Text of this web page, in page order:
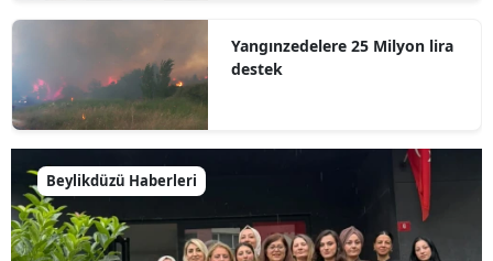
Yangınzedelere 25 Milyon lira
destek
Beylikdüzü Haberleri